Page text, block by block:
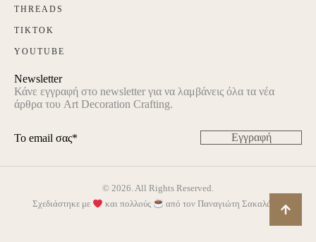
THREADS
TIKTOK
YOUTUBE
Newsletter
Κάνε εγγραφή στο newsletter για να λαμβάνεις όλα τα νέα
άρθρα του Art Decoration Crafting.
Εγγραφή
© 2026. All Rights Reserved.
Σχεδιάστηκε με
και πολλούς από τον Παναγιώτη Σακαλάκη